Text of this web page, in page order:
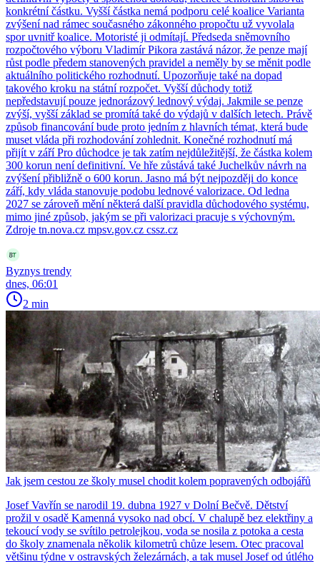
konkrétní částku. Vyšší částka nemá podporu celé koalice Varianta
zvýšení nad rámec současného zákonného propočtu už vyvolala
spor uvnitř koalice. Motoristé ji odmítají. Předseda sněmovního
rozpočtového výboru Vladimír Pikora zastává názor, že penze mají
růst podle předem stanovených pravidel a neměly by se měnit podle
aktuálního politického rozhodnutí. Upozorňuje také na dopad
takového kroku na státní rozpočet. Vyšší důchody totiž
nepředstavují pouze jednorázový lednový výdaj. Jakmile se penze
zvýší, vyšší základ se promítá také do výdajů v dalších letech. Právě
způsob financování bude proto jedním z hlavních témat, která bude
muset vláda při rozhodování zohlednit. Konečné rozhodnutí má
přijít v září Pro důchodce je tak zatím nejdůležitější, že částka kolem
300 korun není definitivní. Ve hře zůstává také Juchelkův návrh na
zvýšení přibližně o 600 korun. Jasno má být nejpozději do konce
září, kdy vláda stanovuje podobu lednové valorizace. Od ledna
2027 se zároveň mění některá další pravidla důchodového systému,
mimo jiné způsob, jakým se při valorizaci pracuje s výchovným.
Zdroje tn.nova.cz mpsv.gov.cz cssz.cz
Byznys trendy
dnes, 06:01
2 min
Jak jsem cestou ze školy musel chodit kolem popravených odbojářů
Josef Vavřín se narodil 19. dubna 1927 v Dolní Bečvě. Dětství
prožil v osadě Kamenná vysoko nad obcí. V chalupě bez elektřiny a
tekoucí vody se svítilo petrolejkou, voda se nosila z potoka a cesta
do školy znamenala několik kilometrů chůze lesem. Otec pracoval
většinu týdne v ostravských železárnách, a tak musel Josef od útlého